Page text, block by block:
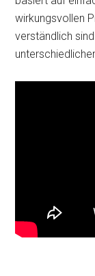
wirkungsvollen
verständlich